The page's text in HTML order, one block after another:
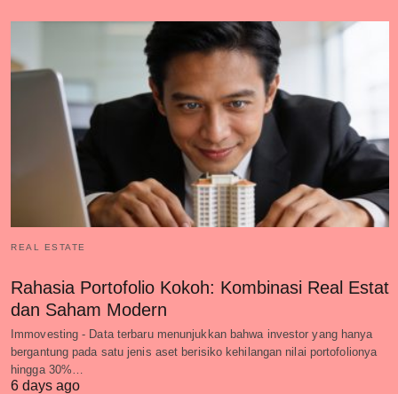
REAL ESTATE
Rahasia Portofolio Kokoh: Kombinasi Real Estat
dan Saham Modern
Immovesting - Data terbaru menunjukkan bahwa investor yang hanya
bergantung pada satu jenis aset berisiko kehilangan nilai portofolionya
hingga 30%…
6 days ago